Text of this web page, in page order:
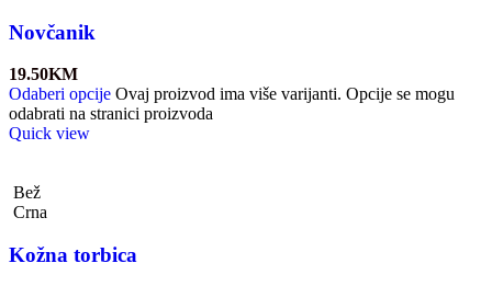
Novčanik
19.50KM
Odaberi opcije Ovaj proizvod ima više varijanti. Opcije se mogu
odabrati na stranici proizvoda
Quick view
Bež
Crna
Kožna torbica